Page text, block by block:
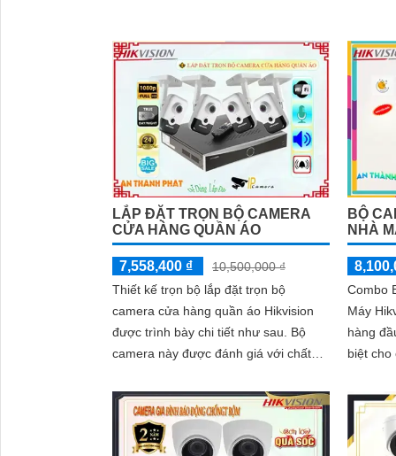
LẮP ĐẶT TRỌN BỘ CAMERA
CỬA HÀNG QUẦN ÁO
7,558,400 ₫
10,500,000 ₫
Thiết kế trọn bộ lắp đặt trọn bộ
camera cửa hàng quần áo Hikvision
được trình bày chi tiết như sau. Bộ
camera này được đánh giá với chất
định và có thể được quan sát từ xa
BỘ
NHÀ
Combo
Máy
hàng
biệt cho